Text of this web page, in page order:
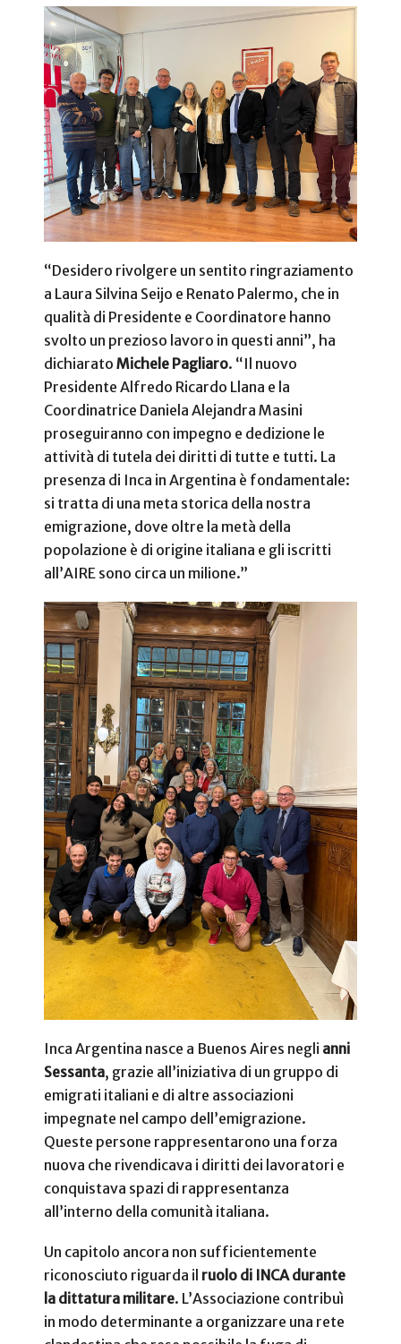
“Desidero rivolgere un sentito ringraziamento
a Laura Silvina Seijo e Renato Palermo, che in
qualità di Presidente e Coordinatore hanno
svolto un prezioso lavoro in questi anni”, ha
dichiarato Michele Pagliaro. “Il nuovo
Presidente Alfredo Ricardo Llana e la
Coordinatrice Daniela Alejandra Masini
proseguiranno con impegno e dedizione le
attività di tutela dei diritti di tutte e tutti. La
presenza di Inca in Argentina è fondamentale:
si tratta di una meta storica della nostra
emigrazione, dove oltre la metà della
popolazione è di origine italiana e gli iscritti
all’AIRE sono circa un milione.”
Inca Argentina nasce a Buenos Aires negli anni
Sessanta, grazie all’iniziativa di un gruppo di
emigrati italiani e di altre associazioni
impegnate nel campo dell’emigrazione.
Queste persone rappresentarono una forza
nuova che rivendicava i diritti dei lavoratori e
conquistava spazi di rappresentanza
all’interno della comunità italiana.
Un capitolo ancora non sufficientemente
riconosciuto riguarda il ruolo di INCA durante
la dittatura militare. L’Associazione contribuì
in modo determinante a organizzare una rete